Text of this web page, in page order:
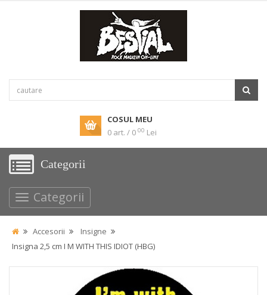
COSUL MEU
0 art. / 0 00 Lei
Categorii
Categorii
Accesorii
Insigne
Insigna 2,5 cm I M WITH THIS IDIOT (HBG)